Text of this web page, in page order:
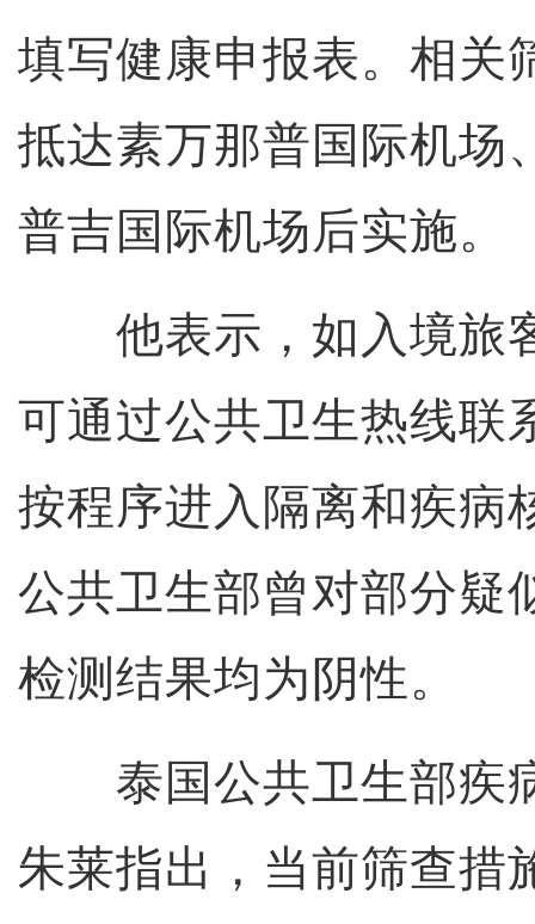
填写健康申报表。相关
抵达素万那普国际机场
普吉国际机场后实施。
他表示，如入境旅
可通过公共卫生热线联
按程序进入隔离和疾病
公共卫生部曾对部分疑
检测结果均为阴性。
泰国公共卫生部疾
朱莱指出，当前筛查措